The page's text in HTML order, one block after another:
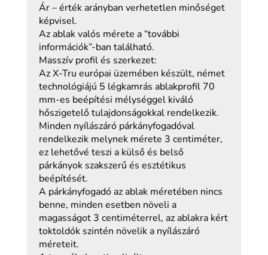
Ár – érték arányban verhetetlen minőséget
képvisel.
Az ablak valós mérete a “további
információk”-ban található.
Masszív profil és szerkezet:
Az X-Tru európai üzemében készült, német
technológiájú 5 légkamrás ablakprofil 70
mm-es beépítési mélységgel kiváló
hőszigetelő tulajdonságokkal rendelkezik.
Minden nyílászáró párkányfogadóval
rendelkezik melynek mérete 3 centiméter,
ez lehetővé teszi a külső és belső
párkányok szakszerű és esztétikus
beépítését.
A párkányfogadó az ablak méretében nincs
benne, minden esetben növeli a
magasságot 3 centiméterrel, az ablakra kért
toktoldók szintén növelik a nyílászáró
méreteit.